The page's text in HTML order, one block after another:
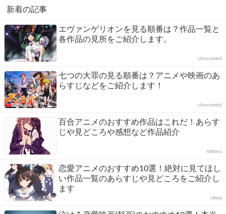
新着の記事
エヴァンゲリオンを見る順番は？作品一覧と
各作品の見所をご紹介します。
chocomint
七つの大罪の見る順番は？アニメや映画のあ
らすじなどをご紹介します！
chocomint
百合アニメのおすすめ作品はこれだ！あらす
じや見どころや感想など作品紹介
miharu
恋愛アニメのおすすめ10選！絶対に見てほし
い作品一覧のあらすじや見どころをご紹介し
ます
rikiya